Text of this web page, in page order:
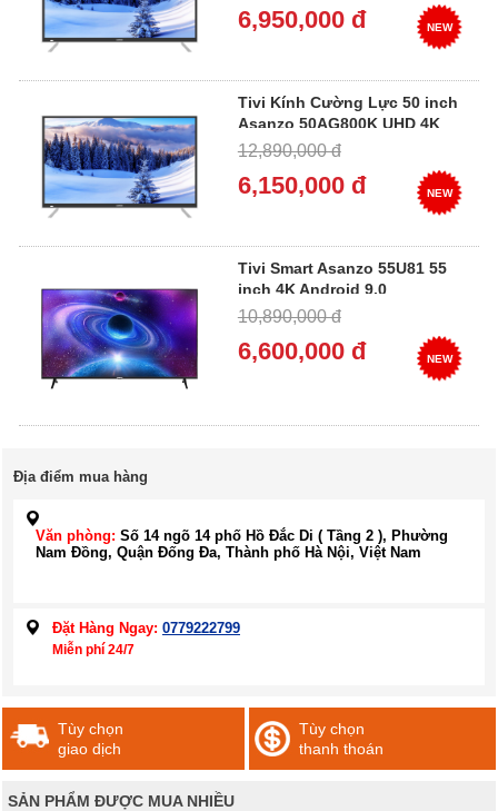
6,950,000 đ NEW
Tivi Kính Cường Lực 50 inch
Asanzo 50AG800K UHD 4K
12,890,000 đ
6,150,000 đ NEW
Tivi Smart Asanzo 55U81 55
inch 4K Android 9.0
10,890,000 đ
6,600,000 đ NEW
Địa điểm mua hàng
Văn phòng: Số 14 ngõ 14 phố Hồ Đắc Di ( Tầng 2 ), Phường
Nam Đồng, Quận Đống Đa, Thành phố Hà Nội, Việt Nam
Đặt Hàng Ngay: 0779222799
Miễn phí 24/7
Tùy chọn
giao dịch
Tùy chọn
thanh thoán
SẢN PHẨM ĐƯỢC MUA NHIỀU